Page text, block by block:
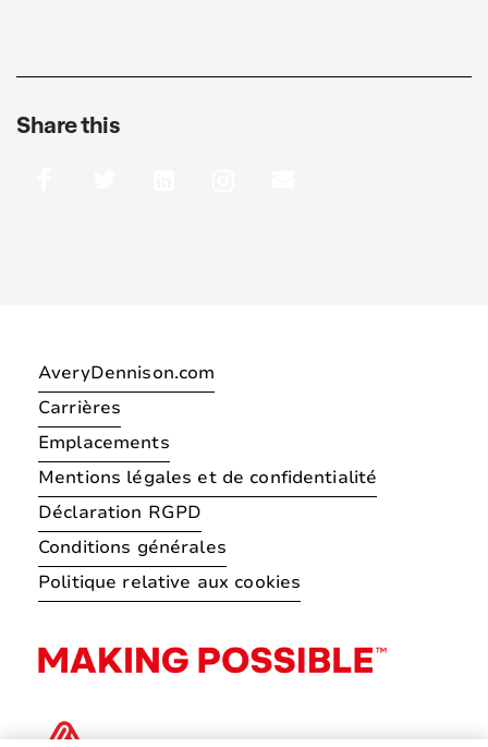
Share this
AveryDennison.com
Carrières
Emplacements
Mentions légales et de confidentialité
Déclaration RGPD
Conditions générales
Politique relative aux cookies